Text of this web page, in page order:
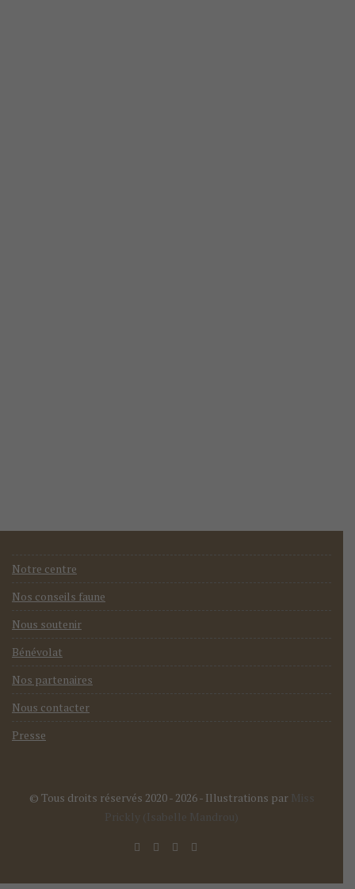
Notre centre
Nos conseils faune
Nous soutenir
Bénévolat
Nos partenaires
Nous contacter
Presse
© Tous droits réservés 2020 - 2026- Illustrations par Miss
Prickly (Isabelle Mandrou)